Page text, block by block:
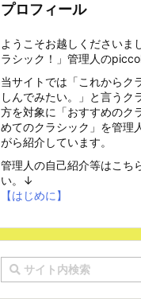
プロフィール
ようこそお越しくださいま
ラシック！」管理人の
当サイトでは「これからク
しんでみたい。」と言うク
方を対象に「おすすめのク
めてのクラシック」を管理
がら紹介しています。
管理人の自己紹介等はこち
い。↓
【はじめに】